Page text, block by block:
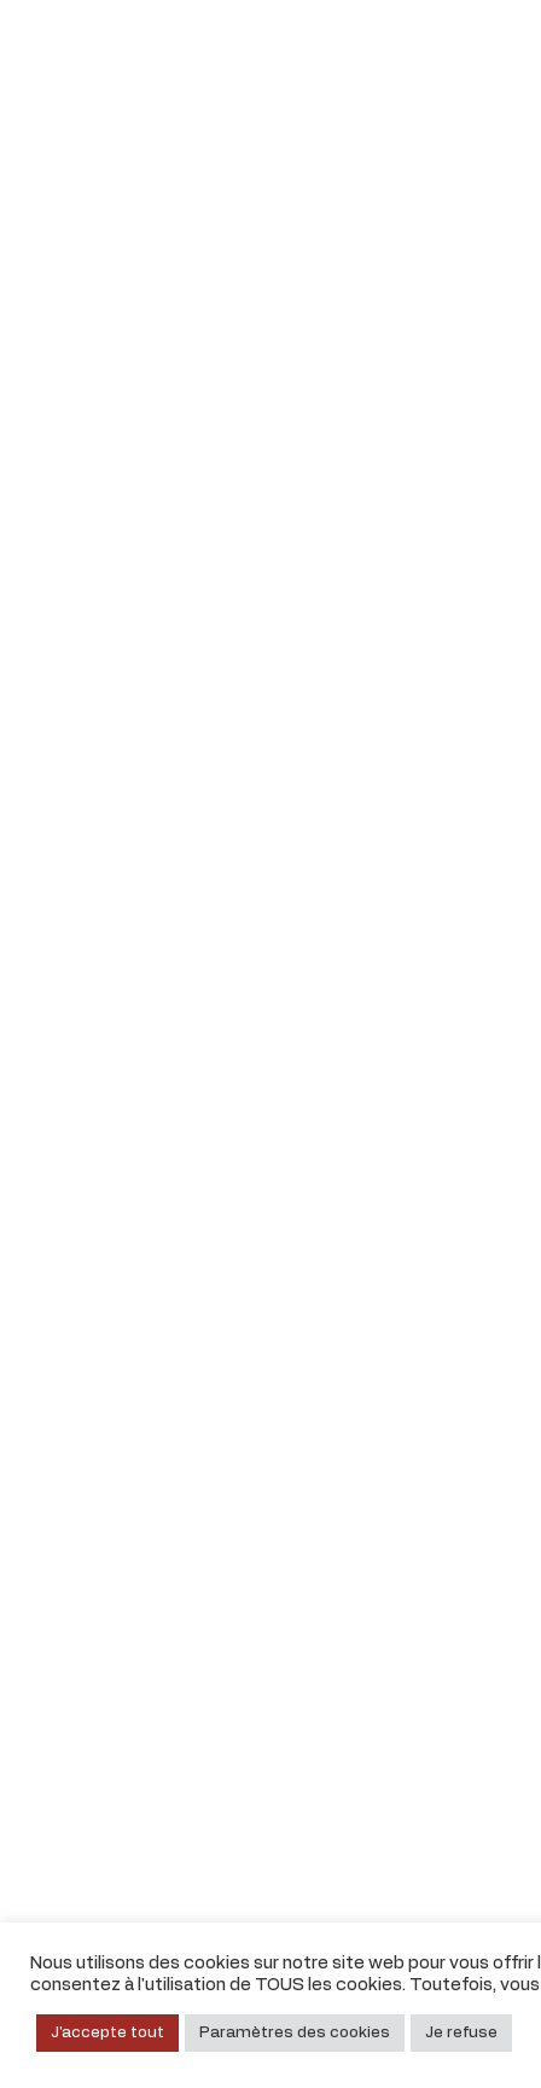
Nous utilisons des cookies sur notre site web pour vous
consentez à l'utilisation de TOUS les cookies. Toutefois,
J'accepte tout Paramètres des cookies Je refuse